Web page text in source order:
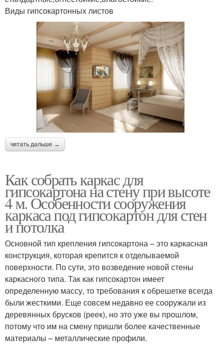
Виды гипсокартонных листов
читать дальше →
Как собрать каркас для
гипсокартона на стену при высоте
4 м. Особенности сооружения
каркаса под гипсокартон для стен
и потолка
Основной тип крепления гипсокартона – это каркасная
конструкция, которая крепится к отделываемой
поверхности. По сути, это возведение новой стены
каркасного типа. Так как гипсокартон имеет
определенную массу, то требования к обрешетке всегда
были жесткими. Еще совсем недавно ее сооружали из
деревянных брусков (реек), но это уже вы прошлом,
потому что им на смену пришли более качественные
материалы – металлические профили.